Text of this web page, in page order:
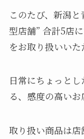
このたび、新潟
型店舗” 合計5店
をお取り扱いい
日常にちょっと
る、感度の高いお
取り扱い商品は